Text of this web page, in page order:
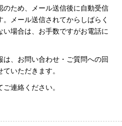
ため、メール送信後に自動受信
メール送信されてからしばらく
い場合は、お手数ですがお電話に
、お問い合わせ・ご質問への回
いただきます。
ご連絡ください。